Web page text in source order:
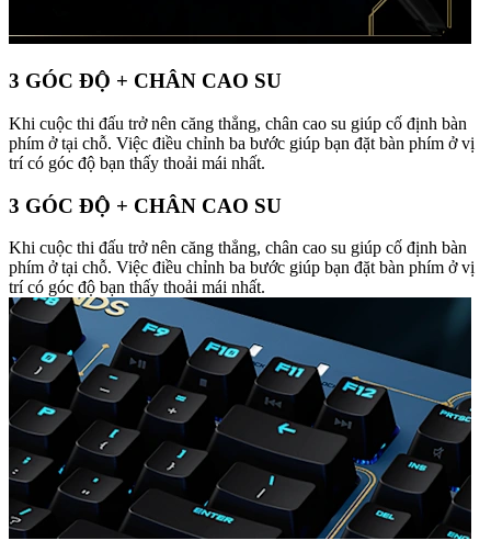
3 GÓC ĐỘ + CHÂN CAO SU
Khi cuộc thi đấu trở nên căng thẳng, chân cao su giúp cố định bàn
phím ở tại chỗ. Việc điều chỉnh ba bước giúp bạn đặt bàn phím ở vị
trí có góc độ bạn thấy thoải mái nhất.
3 GÓC ĐỘ + CHÂN CAO SU
Khi cuộc thi đấu trở nên căng thẳng, chân cao su giúp cố định bàn
phím ở tại chỗ. Việc điều chỉnh ba bước giúp bạn đặt bàn phím ở vị
trí có góc độ bạn thấy thoải mái nhất.